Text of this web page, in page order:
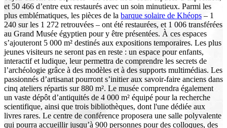
et 50 466 d’entre eux restaurés avec un soin minutieux. Parmi les
plus emblématiques, les pièces de la barque solaire de Khéops – 1
240 sur les 1 272 retrouvées – ont été restaurées, et 1 006 transférées
au Grand Musée égyptien pour y être présentées. À ces espaces
s’ajouteront 5 000 m² destinés aux expositions temporaires. Les plus
jeunes visiteurs ne seront pas en reste : un espace pour enfants,
interactif et ludique, leur permettra de comprendre les secrets de
l’archéologie grâce à des modèles et à des supports multimédias. Les
passionnés d’artisanat pourront s’initier aux savoir-faire anciens dans
cinq ateliers répartis sur 880 m². Le musée comprendra également
un vaste dépôt d’antiquités de 4 000 m² équipé pour la recherche
scientifique, ainsi que trois bibliothèques, dont l'une dédiée aux
livres rares. Le centre de conférence proposera une salle polyvalente
qui pourra accueillir jusqu’à 900 personnes pour des colloques, des